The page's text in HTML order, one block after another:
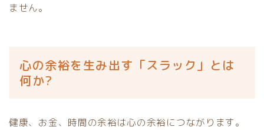
ません。
心の余裕を生み出す「スラック」とは
何か?
健康、お金、時間の余裕は心の余裕につながります。